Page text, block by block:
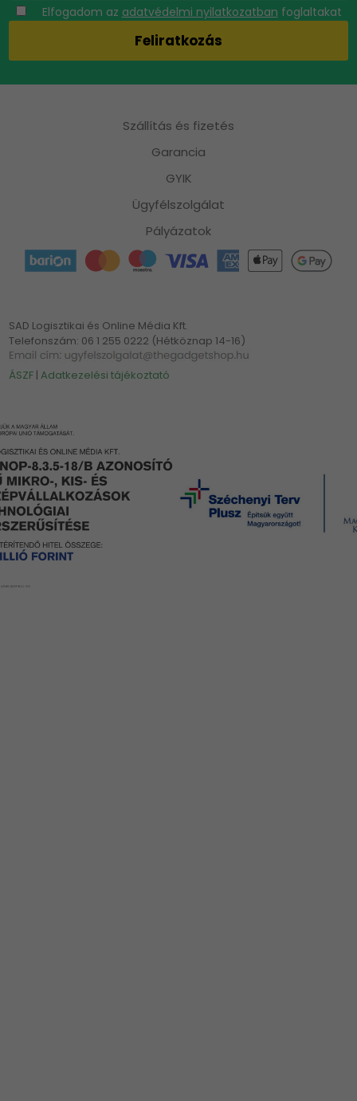
Elfogadom az adatvédelmi nyilatkozatban foglaltakat
Szállítás és fizetés
Garancia
GYIK
Ügyfélszolgálat
Pályázatok
SAD Logisztikai és Online Média Kft.
Telefonszám: 06 1 255 0222 (Hétköznap 14-16)
ÁSZF |Adatkezelési tájékoztató